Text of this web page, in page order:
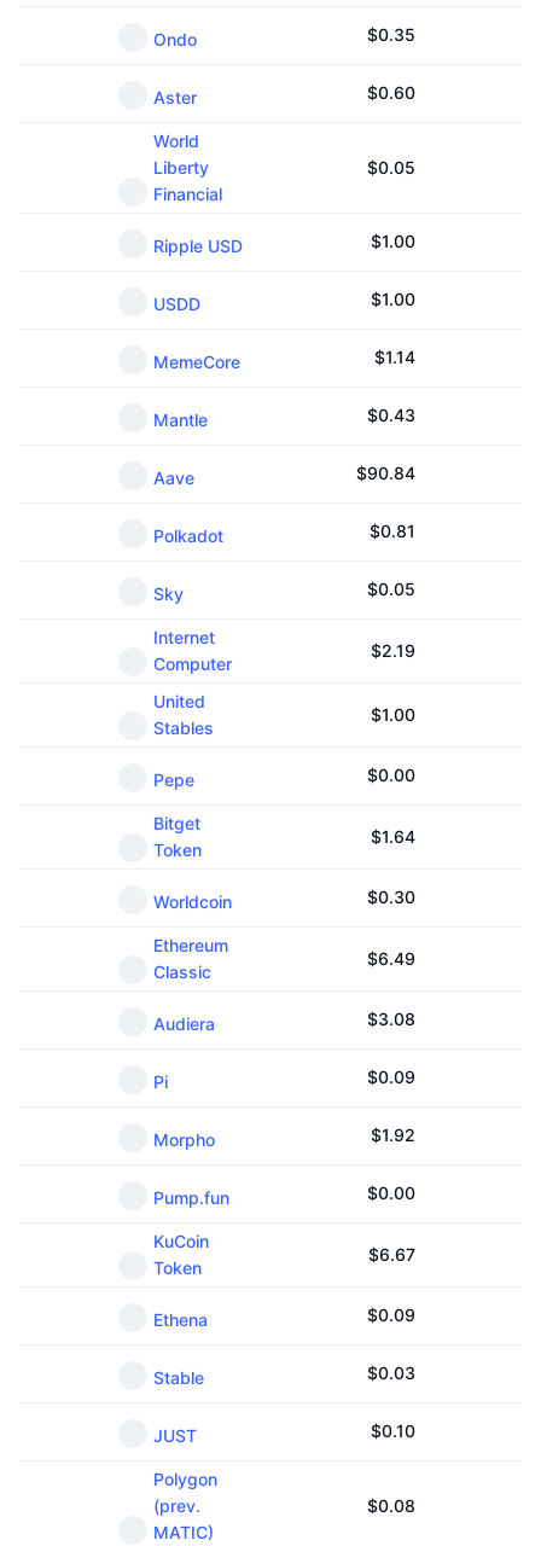
Ondo $0.35
Aster $0.60
World
Liberty
Financial
$0.05
Ripple USD $1.00
USDD $1.00
MemeCore $1.14
Mantle $0.43
Aave $90.84
Polkadot $0.81
Sky $0.05
Internet
Computer
$2.19
United
Stables
$1.00
Pepe $0.00
Bitget
Token
$1.64
Worldcoin $0.30
Ethereum
Classic
$6.49
Audiera $3.08
Pi $0.09
Morpho $1.92
Pump.fun $0.00
KuCoin
Token
$6.67
Ethena $0.09
Stable $0.03
JUST $0.10
Polygon
(prev.
MATIC)
$0.08